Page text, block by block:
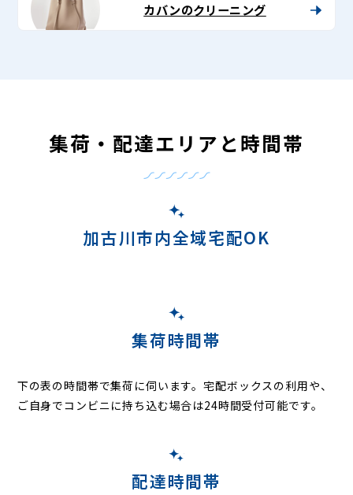
カバンのクリーニング
集荷・配達エリアと時間帯
加古川市内全域宅配OK
集荷時間帯
下の表の時間帯で集荷に伺います。宅配ボックスの利用や、
ご自身でコンビニに持ち込む場合は24時間受付可能です。
配達時間帯